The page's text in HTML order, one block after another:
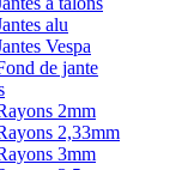
alu
Vespa
de jante
2mm
2,33mm
3mm